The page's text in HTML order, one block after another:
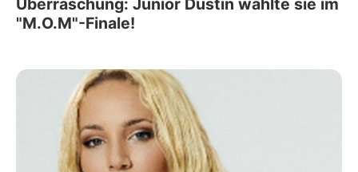
"M.O.M"-Finale!